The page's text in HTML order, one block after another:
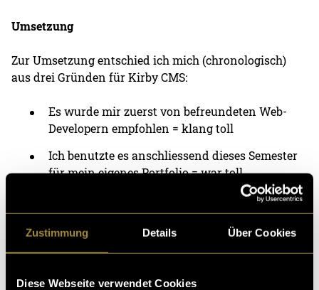
Zustimmung Details Über Cookies
Diese Webseite verwendet Cookies
Umsetzung
Zur Umsetzung entschied ich mich (chronologisch)
aus drei Gründen für Kirby CMS:
Es wurde mir zuerst von befreundeten Web-
Developern empfohlen = klang toll
Ich benutzte es anschliessend dieses Semester
für mein eigenes Portfolio = war toll
Im Gegensatz zu vielen anderen CMS liegt der
Content bei Kirby nicht in einer Datenbank,
sondern gut aufgeräumt in Ordnern (Files and
Folder System), was das File-Handling meiner